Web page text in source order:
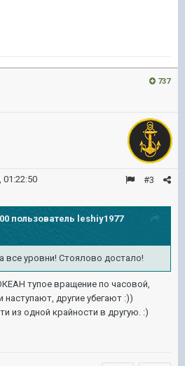
737
#3
01:22:50
пользователь leshiy1977
все уровни! Стоялово достало!
тупое вращение по часовой,
другие убегают :))
из одной крайности в другую. :)